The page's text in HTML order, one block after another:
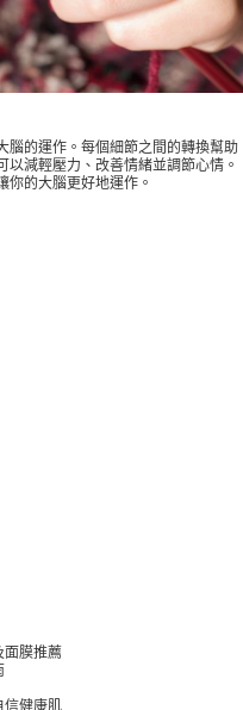
腦的運作。每個細節之間的轉換幫助
減輕壓力、改善情緒並調節心情。
你的大腦更好地運作。
面膜推薦